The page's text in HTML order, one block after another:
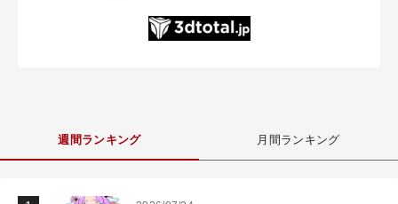
週間ランキング 月間ランキング